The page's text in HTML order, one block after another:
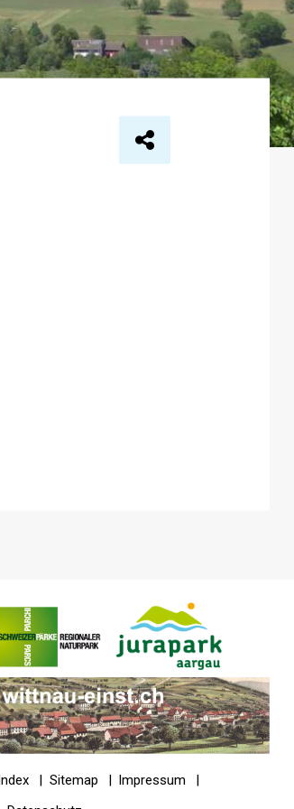
Seite teilen via …
Index Sitemap
Impressum